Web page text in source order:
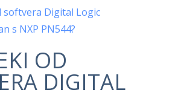
softvera Digital Logic
s NXP PN544?
OD
DIGITAL